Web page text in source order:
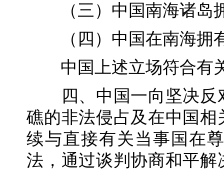
（三）中国南海诸岛
（四）中国在南海拥
中国上述立场符合有
四、中国一向坚决反
礁的非法侵占及在中国
续与直接有关当事国在
法，通过谈判协商和平